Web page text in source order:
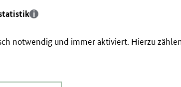
notwendig und immer aktiviert. Hierzu